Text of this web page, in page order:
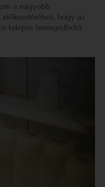
a nagyobb
hogy az
telepre beengedhető